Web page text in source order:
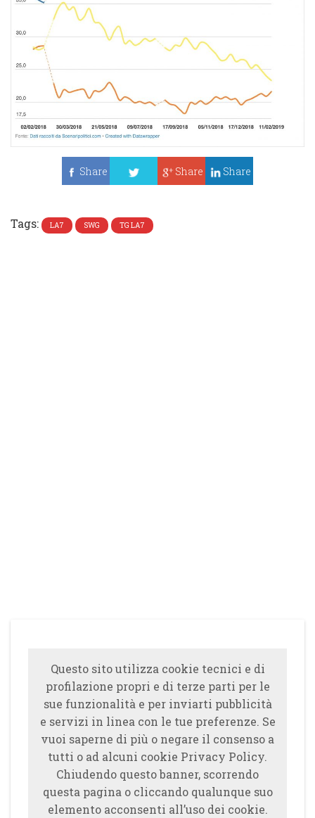
Share
Share Share
Tags: LA7 SWG TG LA7
Questo sito utilizza cookie tecnici e di
profilazione propri e di terze parti per le
sue funzionalità e per inviarti pubblicità
e servizi in linea con le tue preferenze. Se
vuoi saperne di più o negare il consenso a
tutti o ad alcuni cookie Privacy Policy.
Chiudendo questo banner, scorrendo
questa pagina o cliccando qualunque suo
elemento acconsenti all’uso dei cookie.